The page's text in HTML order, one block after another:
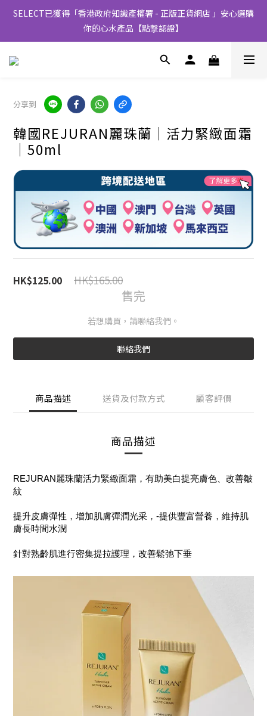
SELECT已獲得「香港政府知識產權署 - 正版正貨網店 」安心選購
你的心水產品【點撃認證】
分享到
韓國REJURAN麗珠蘭│活力緊緻面霜
│50ml
HK$125.00 HK$165.00
售完
若想購買，請聯絡我們。
聯絡我們
商品描述 送貨及付款方式 顧客評價
商品描述
REJURAN麗珠蘭活力緊緻面霜，有助美白提亮膚色、改善皺
紋
提升皮膚彈性，增加肌膚彈潤光采 ， -提供豐富營養，維持肌
膚長時間水潤
針對熟齡肌進行密集提拉護理，改善鬆弛下垂